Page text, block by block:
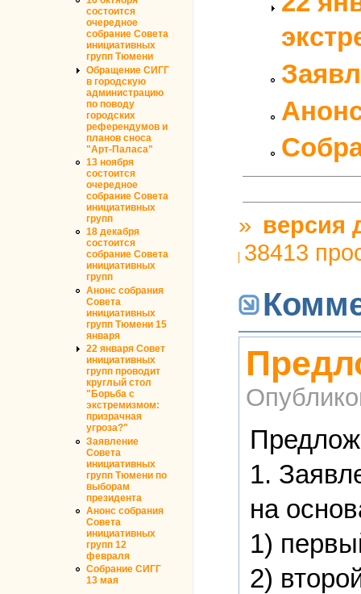
состоится
очередное
собрание Совета
инициативных
групп Тюмени
Обращение СИГГ
в городскую
администрацию
по поводу
городских
референдумов и
планов сноса
"Арт-Паласа"
13 ноября
состоится
очередное
собрание Совета
инициативных
групп
18 декабря
состоится
собрание Совета
инициативных
групп
Анонс собрания
Совета
инициативных
групп Тюмени 15
января
22 января Совет
инициативных
групп проводит
круглый стол
"Борьба с
экстремизмом:
призрачная
угроза?"
Заявление
Совета
инициативных
групп Тюмени по
выборам
президента
Анонс собрания
Совета
инициативных
групп 12
февраля
Собрание СИГГ
13 мая
» версия
38413
1.
на
1)
2)